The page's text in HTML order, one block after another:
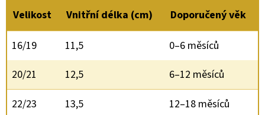
Velikost Vnitřní délka (cm) Doporučený věk
16/19 11,5
0–6 měsíců
20/21
12,5
6–12 měsíců
22/23
13,5
12–18 měsíců